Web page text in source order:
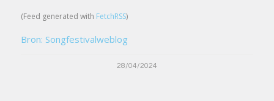
(Feed generated with FetchRSS)
Bron: Songfestivalweblog
28/04/2024